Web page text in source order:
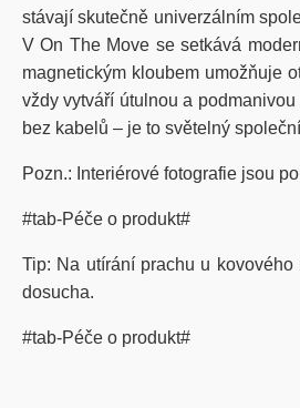
stávají skutečně univerzálním
V On The Move se setkává
magnetickým kloubem umožňuje
vždy vytváří útulnou a
bez kabelů – je to světelný
Pozn.: Interiérové fotografie jsou
#tab-Péče o produkt#
Tip: Na utírání prachu u
dosucha.
#tab-Péče o produkt#